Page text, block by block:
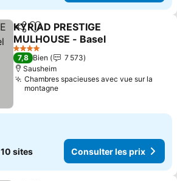
PartagerAjouter à mes favoris
KYRIAD PRESTIGE
MULHOUSE - Basel
Consulter les prix
4 Étoiles
7,8 Bien
7 573
Sausheim
Chambres spacieuses avec vue sur la
montagne
10 sites Consulter les prix